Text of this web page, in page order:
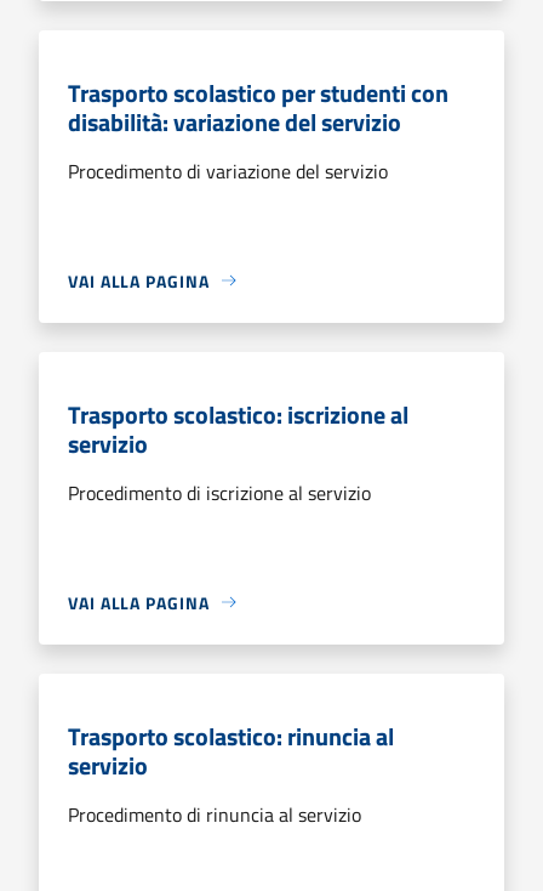
Trasporto scolastico per studenti con
disabilità: variazione del servizio
Procedimento di variazione del servizio
VAI ALLA PAGINA
Trasporto scolastico: iscrizione al
servizio
Procedimento di iscrizione al servizio
VAI ALLA PAGINA
Trasporto scolastico: rinuncia al
servizio
Procedimento di rinuncia al servizio